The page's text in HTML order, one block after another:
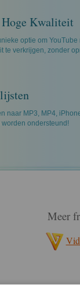
Kwaliteit
optie om
te verkrijgen, zonder
naar MP3, MP4,
ondersteund!
Meer